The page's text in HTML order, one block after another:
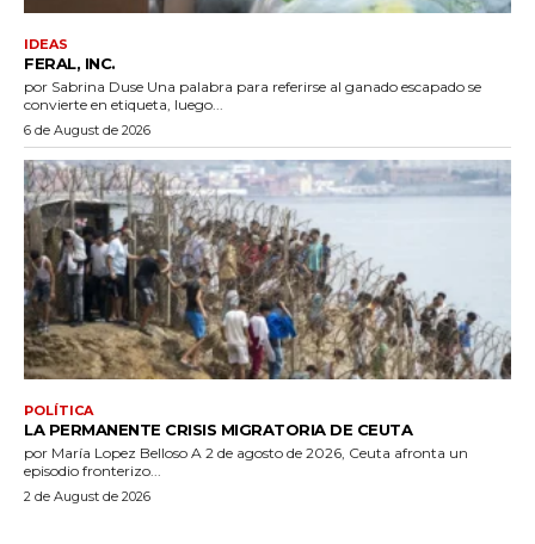
IDEAS
FERAL, INC.
por Sabrina Duse Una palabra para referirse al ganado escapado se
convierte en etiqueta, luego...
6 de August de 2026
POLÍTICA
LA PERMANENTE CRISIS MIGRATORIA DE CEUTA
por María Lopez Belloso A 2 de agosto de 2026, Ceuta afronta un
episodio fronterizo...
2 de August de 2026